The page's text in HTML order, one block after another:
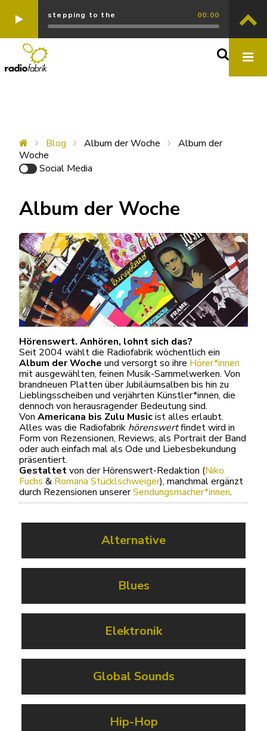
stepping to the 00:00
Blog Album der Woche
Album der
Woche
Social Media
Album der Woche
Hörenswert. Anhören, lohnt sich das?
Seit 2004 wählt die Radiofabrik wöchentlich ein
Album der Woche und versorgt so ihre Hörer*innen
mit ausgewählten, feinen Musik-Sammelwerken. Von
brandneuen Platten über Jubiläumsalben bis hin zu
Lieblingsscheiben und verjährten Künstler*innen, die
dennoch von herausragender Bedeutung sind.
Von Americana bis Zulu Musicist alles erlaubt.
Alles was die Radiofabrik hörenswertfindet wird in
Form von Rezensionen, Reviews, als Portrait der Band
oder auch einfach mal als Ode und Liebesbekundung
präsentiert.
Gestaltetvon der Hörenswert-Redaktion (Niko
Fuchs & Romana Stücklschweiger), manchmal ergänzt
durch Rezensionen unsererSendungsmacher*innen.
Alternative
Blues
Elektronik
Global Sounds
Hip-Hop